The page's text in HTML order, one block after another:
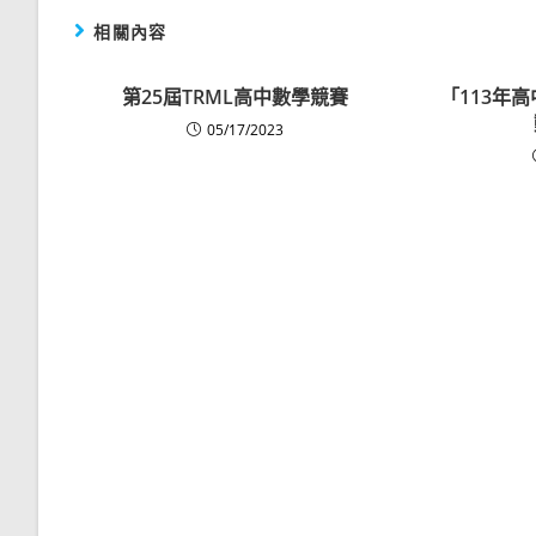
相關內容
第25屆TRML高中數學競賽
05/17/2023
「113年